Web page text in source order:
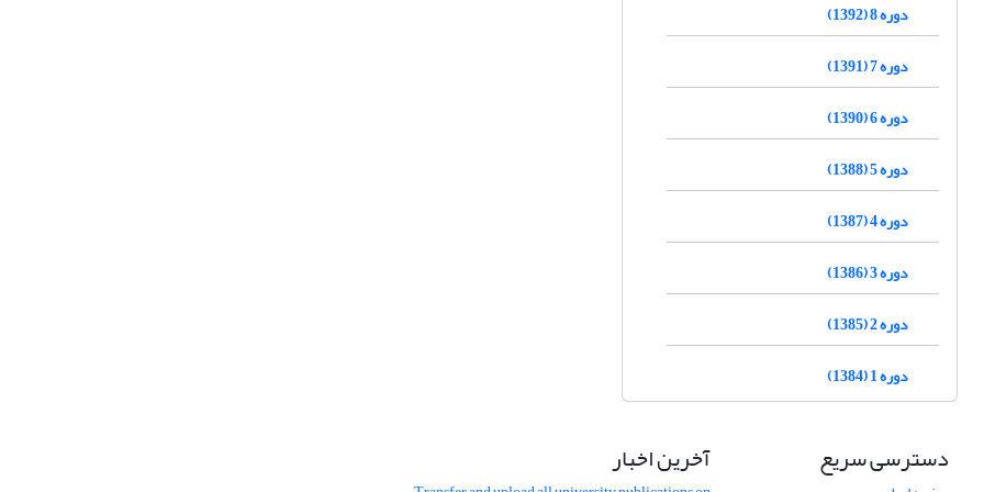
دوره 8 (1392)
دوره 7 (1391)
دوره 6 (1390)
دوره 5 (1388)
دوره 4 (1387)
دوره 3 (1386)
دوره 2 (1385)
دوره 1 (1384)
دسترسی سریع آخرین اخبار